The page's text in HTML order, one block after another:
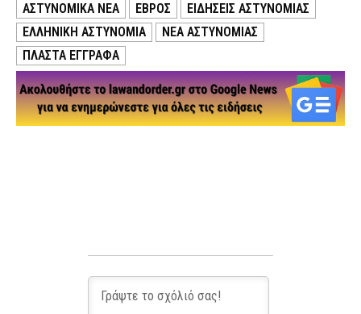
ΑΣΤΥΝΟΜΙΚΑ ΝΕΑ
ΕΒΡΟΣ
ΕΙΔΗΣΕΙΣ ΑΣΤΥΝΟΜΙΑΣ
ΕΛΛΗΝΙΚΗ ΑΣΤΥΝΟΜΙΑ
ΝΕΑ ΑΣΤΥΝΟΜΙΑΣ
ΠΛΑΣΤΑ ΕΓΓΡΑΦΑ